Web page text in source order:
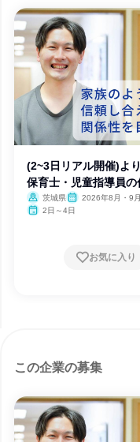
(2~3日リアル開催)よ
保育士・児童指導員の
茨城県
2026年8月・9
月・12月
2日～4日
お気に入り
この企業の募集